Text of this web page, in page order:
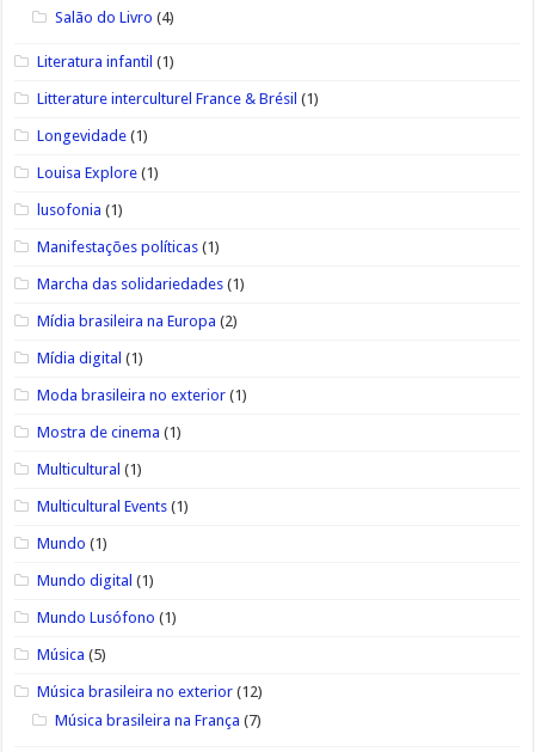
Salão do Livro (4)
Literatura infantil (1)
Litterature interculturel France & Brésil (1)
Longevidade (1)
Louisa Explore (1)
lusofonia (1)
Manifestações políticas (1)
Marcha das solidariedades (1)
Mídia brasileira na Europa (2)
Mídia digital (1)
Moda brasileira no exterior (1)
Mostra de cinema (1)
Multicultural (1)
Multicultural Events (1)
Mundo (1)
Mundo digital (1)
Mundo Lusófono (1)
Música (5)
Música brasileira no exterior (12)
Música brasileira na França (7)